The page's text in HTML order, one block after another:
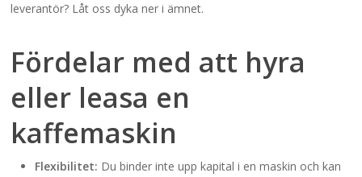
leverantör? Låt oss dyka ner i ämnet.
Fördelar med att hyra
eller leasa en
kaffemaskin
Flexibilitet: Du binder inte upp kapital i en maskin och kan